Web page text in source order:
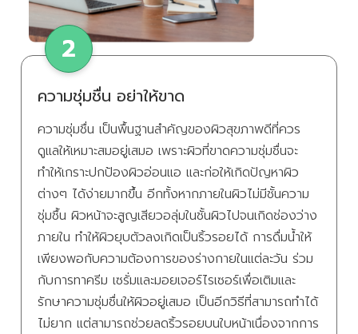
ความชุ่มชื่น อย่าให้ขาด
ความชุ่มชื่น เป็นพื้นฐานสำคัญของผิวสุขภาพดีที่ควร
ดูแลให้เหมาะสมอยู่เสมอ เพราะผิวที่ขาดความชุ่มชื่นจะ
ทำให้เกราะปกป้องผิวอ่อนแอ และก่อให้เกิดปัญหาผิว
ต่างๆ ได้ง่ายมากขึ้น อีกทั้งหากภายในผิวไม่มีชั้นความ
ชุ่มชื้น ผิวหน้าจะสูญเสียวอลุ่มในชั้นผิวไปจนเกิดช่องว่าง
ภายใน ทำให้ผิวยุบตัวลงเกิดเป็นริ้วรอยได้ การดื่มน้ำให้
เพียงพอกับความต้องการของร่างกายในแต่ละวัน ร่วม
กับการทาครีม เซรั่มและมอยเจอร์ไรเซอร์เพื่อเติมและ
รักษาความชุ่มชื่นให้ผิวอยู่เสมอ เป็นอีกวิธีที่สามารถทำได้
ไม่ยาก แต่สามารถช่วยลดริ้วรอยบนใบหน้าเนื่องจากการ